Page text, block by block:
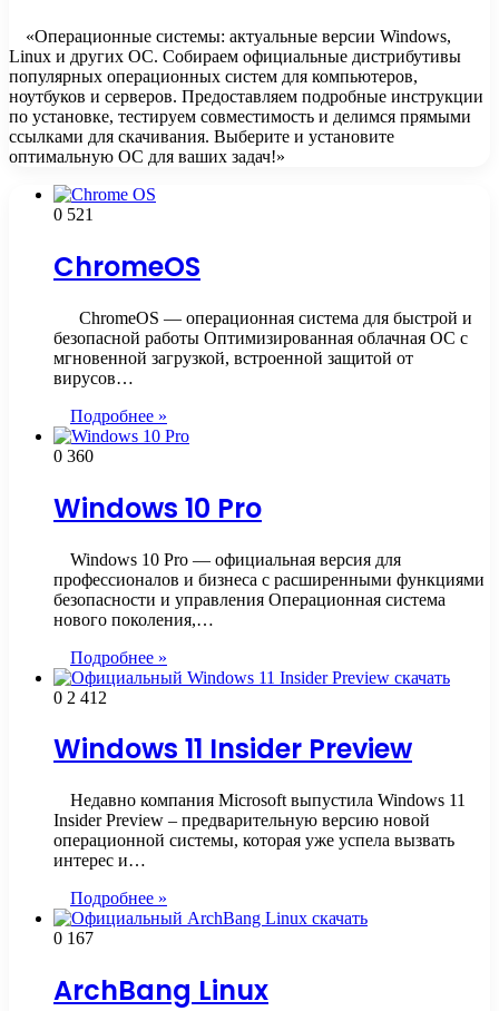
«Операционные системы: актуальные версии Windows,
Linux и других ОС. Собираем официальные дистрибутивы
популярных операционных систем для компьютеров,
ноутбуков и серверов. Предоставляем подробные инструкции
по установке, тестируем совместимость и делимся прямыми
ссылками для скачивания. Выберите и установите
оптимальную ОС для ваших задач!»
0 521
ChromeOS
ChromeOS — операционная система для быстрой и
безопасной работы Оптимизированная облачная ОС с
мгновенной загрузкой, встроенной защитой от
вирусов…
Подробнее »
0 360
Windows 10 Pro
Windows 10 Pro — официальная версия для
профессионалов и бизнеса с расширенными функциями
безопасности и управления Операционная система
нового поколения,…
Подробнее »
0 2 412
Windows 11 Insider Preview
Недавно компания Microsoft выпустила Windows 11
Insider Preview – предварительную версию новой
операционной системы, которая уже успела вызвать
интерес и…
Подробнее »
0 167
ArchBang Linux